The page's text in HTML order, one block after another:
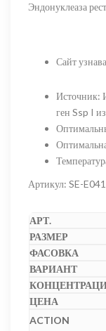
Эндонуклеаза
Сайт
Источник:
ген Ssp I
Артикул: SE-E041